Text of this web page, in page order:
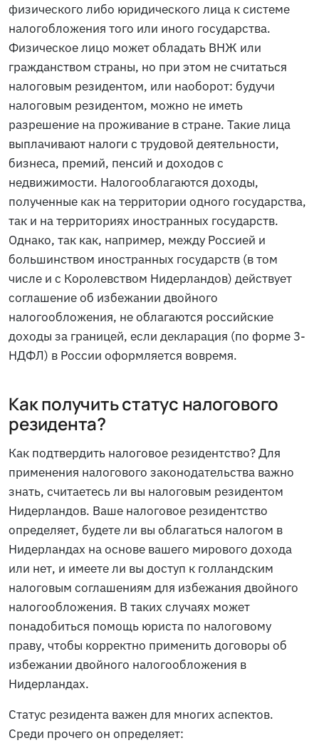
физического либо юридического лица к системе
налогобложения того или иного государства.
Физическое лицо может обладать ВНЖ или
гражданством страны, но при этом не считаться
налоговым резидентом, или наоборот: будучи
налоговым резидентом, можно не иметь
разрешение на проживание в стране. Такие лица
выплачивают налоги с трудовой деятельности,
бизнеса, премий, пенсий и доходов с
недвижимости. Налогооблагаются доходы,
полученные как на территории одного государства,
так и на территориях иностранных государств.
Однако, так как, например, между Россией и
большинством иностранных государств (в том
числе и с Королевством Нидерландов) действует
соглашение об избежании двойного
налогообложения, не облагаются российские
доходы за границей, если декларация (по форме 3-
НДФЛ) в России оформляется вовремя.
Как получить статус налогового
резидента?
Как подтвердить налоговое резидентство? Для
применения налогового законодательства важно
знать, считаетесь ли вы налоговым резидентом
Нидерландов. Ваше налоговое резидентство
определяет, будете ли вы облагаться налогом в
Нидерландах на основе вашего мирового дохода
или нет, и имеете ли вы доступ к голландским
налоговым соглашениям для избежания двойного
налогообложения. В таких случаях может
понадобиться помощь юриста по налоговому
праву, чтобы корректно применить договоры об
избежании двойного налогообложения в
Нидерландах.
Статус резидента важен для многих аспектов.
Среди прочего он определяет: